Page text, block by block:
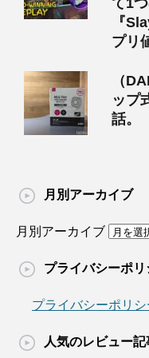
て1
『
プリ
（
ップ
話。
月別アーカイブ
月別アーカイブ
プライバシーポリ
プライバシーポリシ
人気のレビュー記